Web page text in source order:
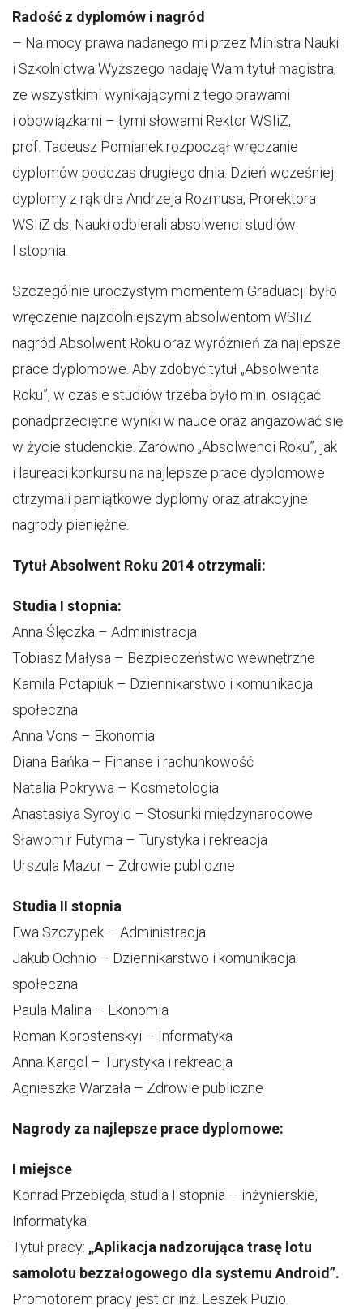
Radość z dyplomów i nagród
– Na mocy prawa nadanego mi przez Ministra Nauki
i Szkolnictwa Wyższego nadaję Wam tytuł magistra,
ze wszystkimi wynikającymi z tego prawami
i obowiązkami – tymi słowami Rektor WSIiZ,
prof. Tadeusz Pomianek rozpoczął wręczanie
dyplomów podczas drugiego dnia. Dzień wcześniej
dyplomy z rąk dra Andrzeja Rozmusa, Prorektora
WSIiZ ds. Nauki odbierali absolwenci studiów
I stopnia.
Szczególnie uroczystym momentem Graduacji było
wręczenie najzdolniejszym absolwentom WSIiZ
nagród Absolwent Roku oraz wyróżnień za najlepsze
prace dyplomowe. Aby zdobyć tytuł „Absolwenta
Roku”, w czasie studiów trzeba było m.in. osiągać
ponadprzeciętne wyniki w nauce oraz angażować się
w życie studenckie. Zarówno „Absolwenci Roku”, jak
i laureaci konkursu na najlepsze prace dyplomowe
otrzymali pamiątkowe dyplomy oraz atrakcyjne
nagrody pieniężne.
Tytuł Absolwent Roku 2014 otrzymali:
Studia I stopnia:
Anna Ślęczka – Administracja
Tobiasz Małysa – Bezpieczeństwo wewnętrzne
Kamila Potapiuk – Dziennikarstwo i komunikacja
społeczna
Anna Vons – Ekonomia
Diana Bańka – Finanse i rachunkowość
Natalia Pokrywa – Kosmetologia
Anastasiya Syroyid – Stosunki międzynarodowe
Sławomir Futyma – Turystyka i rekreacja
Urszula Mazur – Zdrowie publiczne
Studia II stopnia
Ewa Szczypek – Administracja
Jakub Ochnio – Dziennikarstwo i komunikacja
społeczna
Paula Malina – Ekonomia
Roman Korostenskyi – Informatyka
Anna Kargol – Turystyka i rekreacja
Agnieszka Warzała – Zdrowie publiczne
Nagrody za najlepsze prace dyplomowe:
I miejsce
Konrad Przebięda, studia I stopnia – inżynierskie,
Informatyka
Tytuł pracy: „Aplikacja nadzorująca trasę lotu
samolotu bezzałogowego dla systemu Android”.
Promotorem pracy jest dr inż. Leszek Puzio.